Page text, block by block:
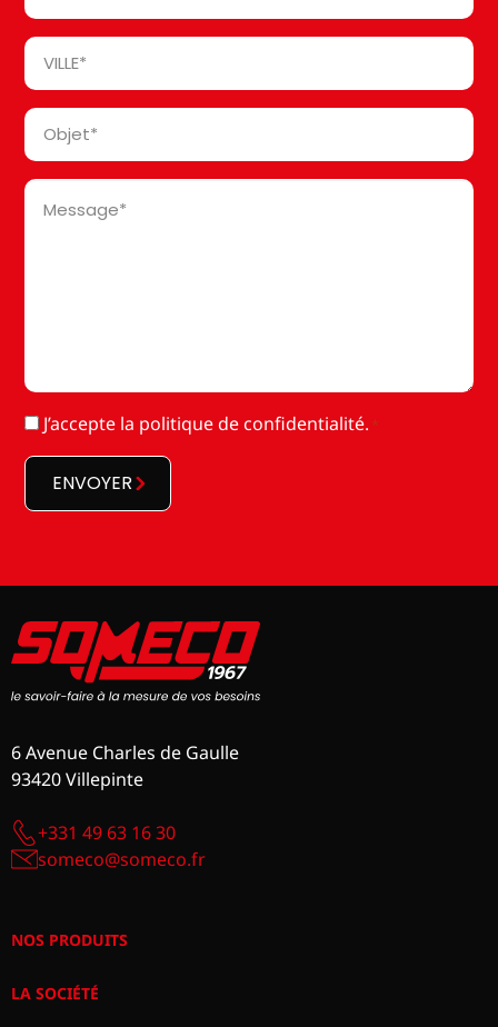
*
Ville
Objet
Message
RGPD
J’accepte la politique de confidentialité. *
ENVOYER
6 Avenue Charles de Gaulle
93420 Villepinte
+331 49 63 16 30
someco@someco.fr
NOS PRODUITS
LA SOCIÉTÉ